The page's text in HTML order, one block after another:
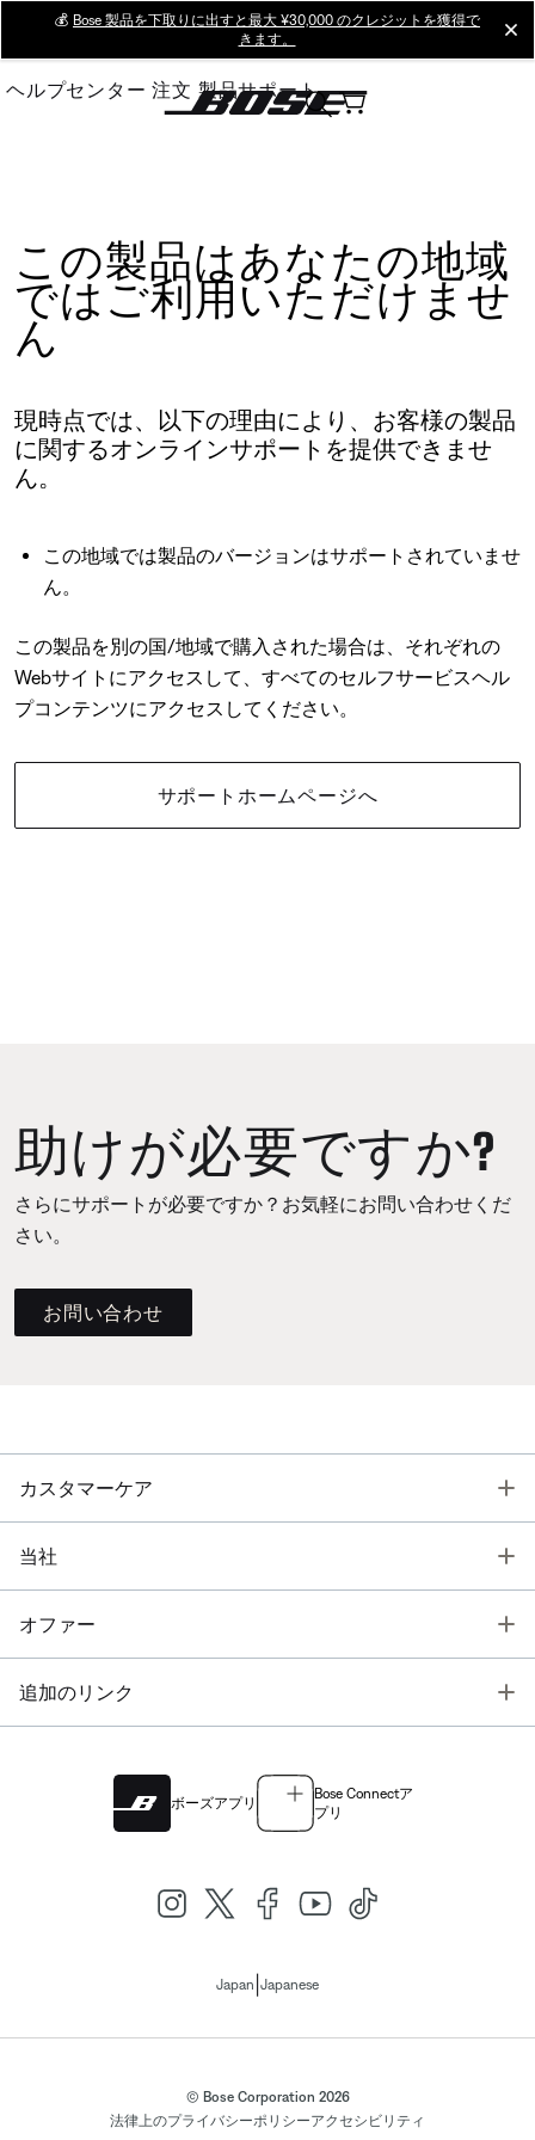
Main
💰 Bose 製品を下取りに出すと最大 ¥30,000 のクレジットを獲得で
きます。
ヘルプセンター 注文 製品サポート
この製品はあなたの地域
ではご利用いただけませ
ん
現時点では、以下の理由により、お客様の製品
に関するオンラインサポートを提供できませ
ん。
この地域では製品のバージョンはサポートされていませ
ん。
この製品を別の国/地域で購入された場合は、それぞれの
Webサイトにアクセスして、すべてのセルフサービスヘル
プコンテンツにアクセスしてください。
サポートホームページへ
助けが必要ですか?
さらにサポートが必要ですか？お気軽にお問い合わせくだ
さい。
お問い合わせ
カスタマーケア
当社
オファー
追加のリンク
ボーズアプリ
Bose Connectア
プリ
Japan Japanese
© Bose Corporation 2026
法律上のプライバシーポリシーアクセシビリティ